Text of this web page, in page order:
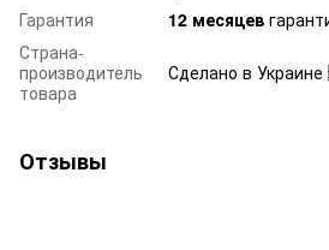
Гарантия
12 месяцев
Страна-
производитель
товара
Сделано в
Отзывы